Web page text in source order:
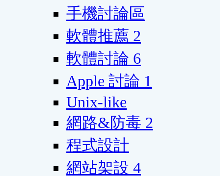
手機討論區
軟體推薦 2
軟體討論 6
Apple 討論 1
Unix-like
網路&防毒 2
程式設計
網站架設 4